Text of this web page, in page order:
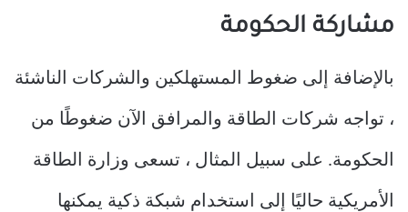
مشاركة الحكومة
بالإضافة إلى ضغوط المستهلكين والشركات الناشئة
، تواجه شركات الطاقة والمرافق الآن ضغوطًا من
الحكومة. على سبيل المثال ، تسعى وزارة الطاقة
الأمريكية حاليًا إلى استخدام شبكة ذكية يمكنها